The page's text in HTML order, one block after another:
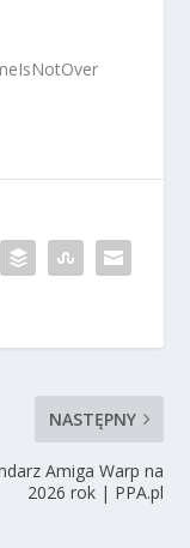
NASTĘPNY
Amiga Warp na
2026 rok | PPA.pl